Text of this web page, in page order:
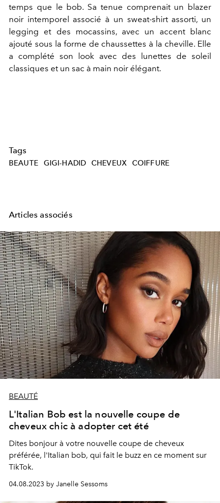
temps que le bob. Sa tenue comprenait un blazer
noir intemporel associé à un sweat-shirt assorti, un
legging et des mocassins, avec un accent blanc
ajouté sous la forme de chaussettes à la cheville. Elle
a complété son look avec des lunettes de soleil
classiques et un sac à main noir élégant.
Tags
BEAUTE GIGI-HADID CHEVEUX COIFFURE
Articles associés
BEAUTÉ
L'Italian Bob est la nouvelle coupe de
cheveux chic à adopter cet été
Dites bonjour à votre nouvelle coupe de cheveux
préférée, l'Italian bob, qui fait le buzz en ce moment sur
TikTok.
04.08.2023 by Janelle Sessoms